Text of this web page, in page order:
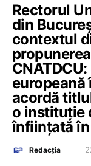
Rectorul
din
contextul
europeană
acordă
o instituție
înființată în
Redacția